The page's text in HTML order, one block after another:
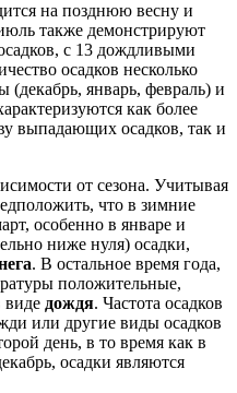
на позднюю весну и
также демонстрируют
с 13 дождливыми
осадков несколько
январь, февраль) и
как более
выпадающих осадков, так и
от сезона. Учитывая
что в зимние
особенно в январе и
ниже нуля) осадки,
. В остальное время года,
положительные,
виде дождя. Частота осадков
или другие виды осадков
день, в то время как в
осадки являются